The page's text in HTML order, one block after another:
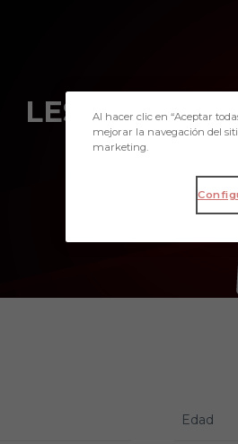
LESJAK
Edad
Al hacer clic en “Aceptar
mejorar la navegación del
marketing.